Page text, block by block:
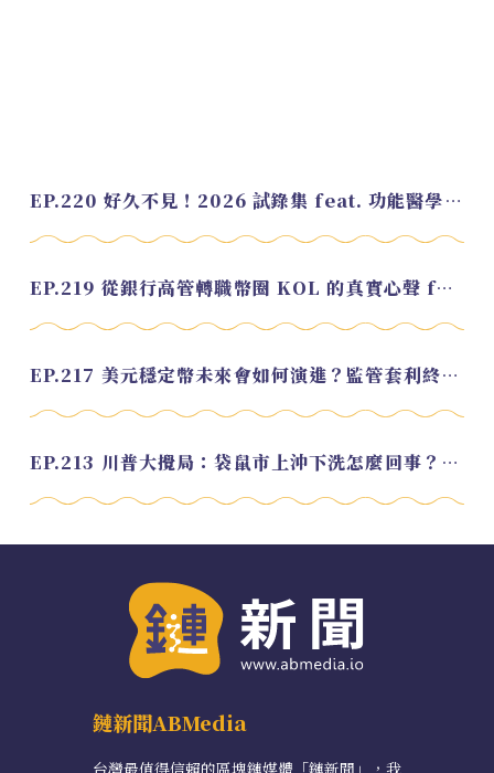
EP.220 好久不見！2026 試錄集 feat. 功能醫學營養師 美寶
EP.219 從銀行高管轉職幣圈 KOL 的真實心聲 feat.龜大
EP.217 美元穩定幣未來會如何演進？監管套利終將收斂？feat. 研究員 余哲安
EP.213 川普大攪局：袋鼠市上沖下洗怎麼回事？feat. Alvin
鏈新聞ABMedia